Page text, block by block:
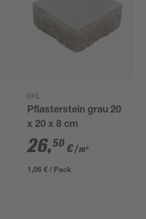
EHL
Pflasterstein grau 20
x 20 x 8 cm
26,50 €/ m²
1,06 € / Pack